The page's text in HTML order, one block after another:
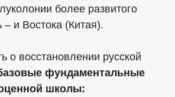
более развитого
и Востока (Китая).
о восстановлении русской
фундаментальные
школы: